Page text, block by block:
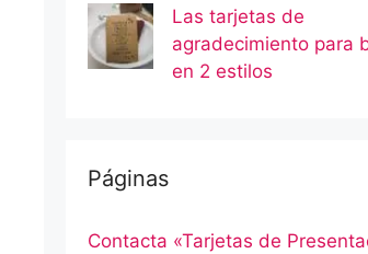
Las tarjetas de
agradecimiento para
en 2 estilos
Páginas
Contacta «Tarjetas de